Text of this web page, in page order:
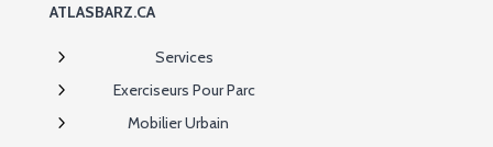
ATLASBARZ.CA
5 Services
5 Exerciseurs Pour Parc
5 Mobilier Urbain